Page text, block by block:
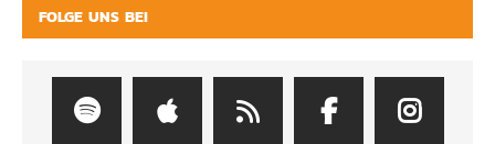
FOLGE UNS BEI